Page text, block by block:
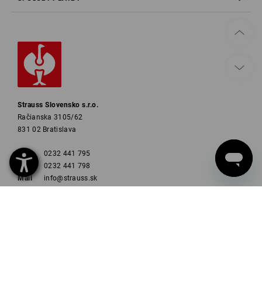
Strauss Slovensko s.r.o.
Račianska 3105/62
831 02 Bratislava
Tel.
0232 441 795
Fax
0232 441 798
Mail
info@strauss.sk